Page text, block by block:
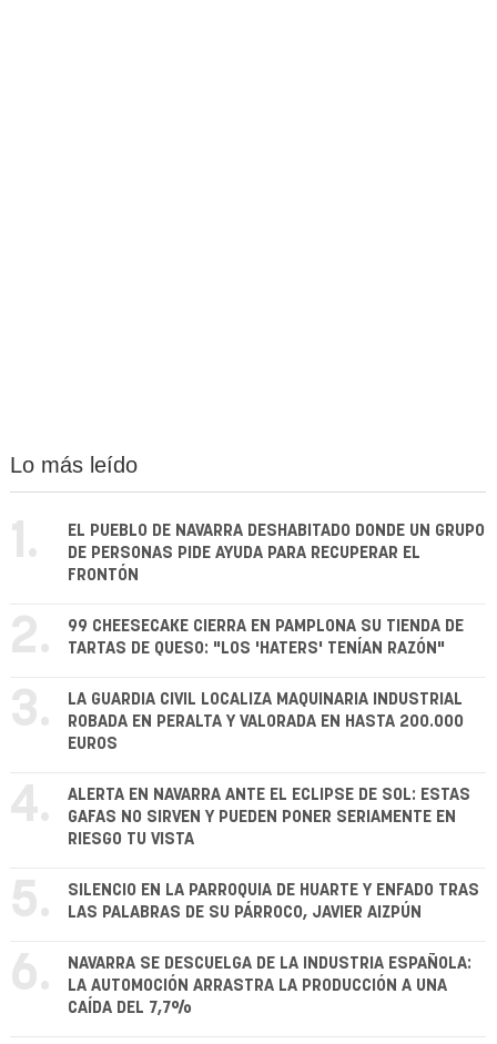
Lo más leído
1.
EL PUEBLO DE NAVARRA DESHABITADO DONDE UN GRUPO
DE PERSONAS PIDE AYUDA PARA RECUPERAR EL
FRONTÓN
2.
99 CHEESECAKE CIERRA EN PAMPLONA SU TIENDA DE
TARTAS DE QUESO: "LOS 'HATERS' TENÍAN RAZÓN"
3.
LA GUARDIA CIVIL LOCALIZA MAQUINARIA INDUSTRIAL
ROBADA EN PERALTA Y VALORADA EN HASTA 200.000
EUROS
4.
ALERTA EN NAVARRA ANTE EL ECLIPSE DE SOL: ESTAS
GAFAS NO SIRVEN Y PUEDEN PONER SERIAMENTE EN
RIESGO TU VISTA
5.
SILENCIO EN LA PARROQUIA DE HUARTE Y ENFADO TRAS
LAS PALABRAS DE SU PÁRROCO, JAVIER AIZPÚN
6.
NAVARRA SE DESCUELGA DE LA INDUSTRIA ESPAÑOLA:
LA AUTOMOCIÓN ARRASTRA LA PRODUCCIÓN A UNA
CAÍDA DEL 7,7%